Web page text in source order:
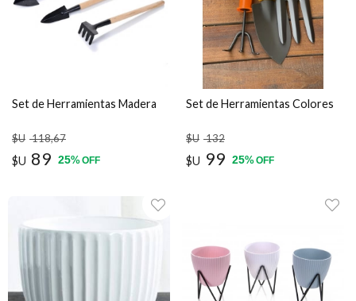
Set de Herramientas Madera
$U 118,67
$U 89 25%OFF
Set de Herramientas Colores
$U 132
$U 99 25%OFF